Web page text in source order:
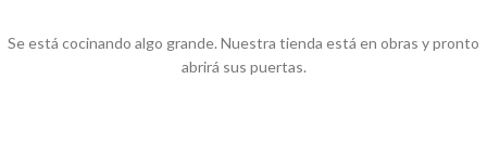
Se está cocinando algo grande. Nuestra tienda está en obras y pronto
abrirá sus puertas.